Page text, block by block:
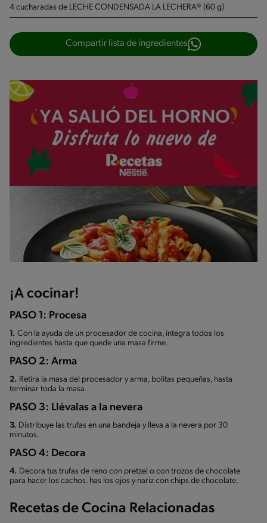
4 cucharadas de LECHE CONDENSADA LA LECHERA® (60 g)
Compartir lista de ingredientes
¡A cocinar!
PASO 1: Procesa
1. Con la ayuda de un procesador de cocina, integra todos los
ingredientes hasta que quede una masa firme.
PASO 2: Arma
2. Retira la masa del procesador y arma, bolitas pequeñas, hasta
terminar toda la masa.
PASO 3: Llévalas a la nevera
3. Distribuye las trufas en una bandeja y lleva a la nevera por 30
minutos.
PASO 4: Decora
4. Decora tus trufas de reno con pretzel o con trozos de chocolate
para hacer los cachos. has los ojos y nariz con chips de chocolate.
Recetas de Cocina Relacionadas